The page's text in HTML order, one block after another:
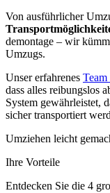
Von ausführlicher
demontage – wir
Umzugs.
Unser erfahrenes
dass alles reibungslos
System gewährleistet,
sicher transportiert
Umziehen leicht
Ihre Vorteile
Entdecken Sie die 4